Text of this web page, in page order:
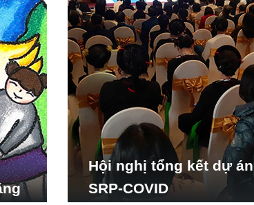
Hội nghị tổng kết dự án
SRP-COVID